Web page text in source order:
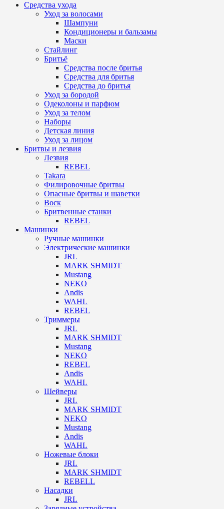
Средства ухода
Уход за волосами
Шампуни
Кондиционеры и бальзамы
Маски
Стайлинг
Бритьё
Средства после бритья
Средства для бритья
Средства до бритья
Уход за бородой
Одеколоны и парфюм
Уход за телом
Наборы
Детская линия
Уход за лицом
Бритвы и лезвия
Лезвия
REBEL
Takara
Филировочные бритвы
Опасные бритвы и шаветки
Воск
Бритвенные станки
REBEL
Машинки
Ручные машинки
Электрические машинки
JRL
MARK SHMIDT
Mustang
NEKO
Andis
WAHL
REBEL
Триммеры
JRL
MARK SHMIDT
Mustang
NEKO
REBEL
Andis
WAHL
Шейверы
JRL
MARK SHMIDT
NEKO
Mustang
Andis
WAHL
Ножевые блоки
JRL
MARK SHMIDT
REBELL
Насадки
JRL